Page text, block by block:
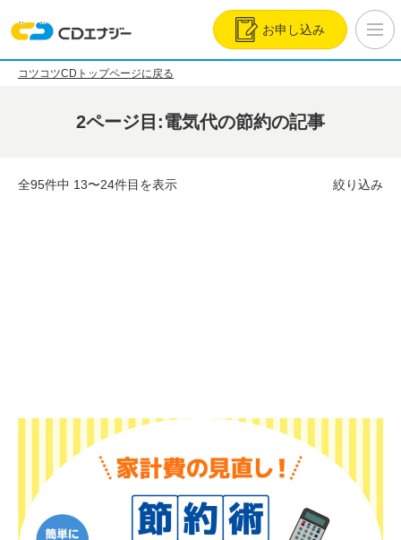
お申し込み
コツコツCDトップページに戻る
2ページ目:電気代の節約の記事
全95件中 13〜24件目を表示 絞り込み